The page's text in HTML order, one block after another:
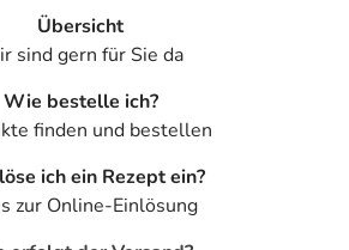
Übersicht
sind gern für Sie da
Wie bestelle ich?
finden und bestellen
ich ein Rezept ein?
zur Online-Einlösung